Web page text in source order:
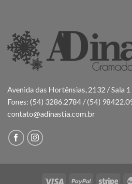
Avenida das Hortênsias, 2132 / Sala
Fones: (54) 3286.2784 / (54)
contato@adinastia.com.br